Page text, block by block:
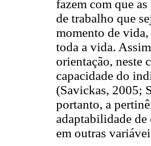
fazem com que
de trabalho que
momento de
toda a vida.
orientação, neste
capacidade do
(Savickas, 2005;
portanto, a
adaptabilidade de
em outras